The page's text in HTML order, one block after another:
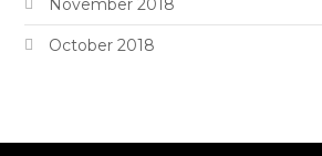
October 2018